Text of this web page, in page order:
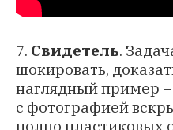
7. Свидетель.
шокировать,
наглядный пример
с фотографией